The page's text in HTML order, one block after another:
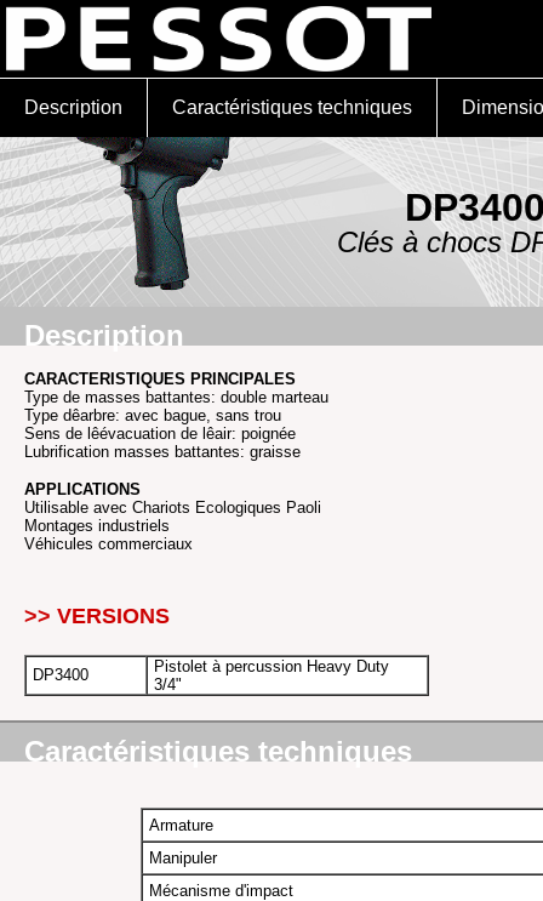
Description Caractéristiques techniques
Clés à chocs
Description
CARACTERISTIQUES PRINCIPALES
Type de masses battantes: double marteau
Type dêarbre: avec bague, sans trou
Sens de lêévacuation de lêair: poignée
Lubrification masses battantes: graisse
APPLICATIONS
Utilisable avec Chariots Ecologiques Paoli
Montages industriels
Véhicules commerciaux
>> VERSIONS
DP3400
Pistolet à percussion Heavy Duty
3/4"
Caractéristiques techniques
Armature
Manipuler
Mécanisme d'impact